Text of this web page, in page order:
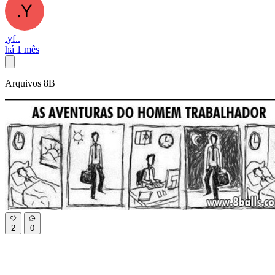
.yf..
há 1 mês
Arquivos 8B
2 0